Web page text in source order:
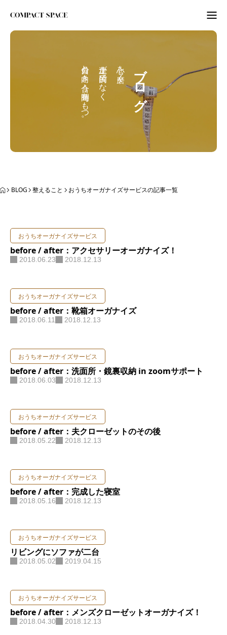
お問い合わせ
ブログ
心を磨く。
上達が目的でなく
自分と向き合う時間をもつ。
BLOG 整えること おうちオーガナイズサービスの記事一覧
おうちオーガナイズサービス
before / after：アクセサリーオーガナイズ！
2018.06.23 2018.12.13
おうちオーガナイズサービス
before / after：靴箱オーガナイズ
2018.06.11 2018.12.13
おうちオーガナイズサービス
before / after：洗面所・鏡裏収納 in zoomサポート
2018.06.03 2018.12.13
おうちオーガナイズサービス
before / after：夫クローゼットのその後
2018.05.22 2018.12.13
おうちオーガナイズサービス
before / after：完成した寝室
2018.05.16 2018.12.13
おうちオーガナイズサービス
リビングにソファが二台
2018.05.02 2019.04.15
おうちオーガナイズサービス
before / after：メンズクローゼットオーガナイズ！
2018.04.30 2018.12.13